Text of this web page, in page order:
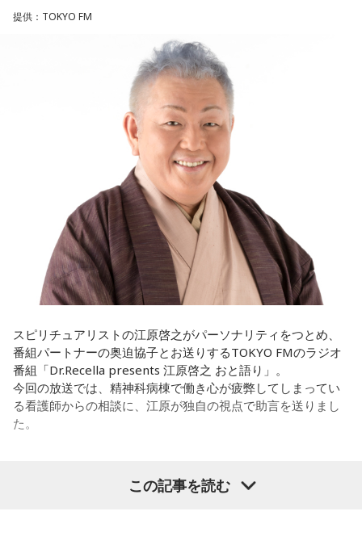
■パーソナリティ：中島健人
kenty@allnightnippon.com
■番組公式X：@Ann_Since1967
■番組ハッシュタグ：#中島健人ANN
た世界最大級の音楽フェスティバル「SXSW（サウス・バイ・
サウスウエスト）」の出演や中国ツアーの開催など、海外で
のライブも経験。そのほか、2019年公開の映画「惡の華」で
は主題歌と劇中歌を担当し、今年4月から放送されたテレビド
ラマ版「惡の華」では、たかはしほのかさんが劇伴を担当。
そして、今秋には初のアジアツアーの開催が決定していま
遠山：僕は「惡の華」が好きで、（テレビドラマ版ではW主
演の）あのちゃんと鈴木福くんがめちゃくちゃ素晴らしかっ
たですけど、そういうドラマの音楽って、どう作っていく
ほのか：私も今回初めて関わらせてもらったんですけど、今
まで作ってきたライブでやる曲やバンドでやる曲の作り方と
は全然違って……ドラマの映像にいかに没頭させるかが重要と
いうか。リーガルリリーでは、音楽を聴いてほしくて作って
いるんですけれど、ドラマの音楽は、映像を観てもらわない
といけないので、逆に聴いてもらったらダメなんですよ。だ
から、音楽を通して真逆な作り方を体験できて、めちゃめち
ゃ面白かったです。
提供：TOKYO FM
スピリチュアリストの江原啓之がパーソナリティをつとめ、
番組パートナーの奥迫協子とお送りするTOKYO FMのラジオ
番組「Dr.Recella presents 江原啓之 おと語り」。
今回の放送では、精神科病棟で働き心が疲弊してしまってい
る看護師からの相談に、江原が独自の視点で助言を送りまし
た。
この記事を読む